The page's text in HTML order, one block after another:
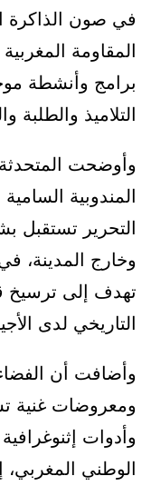
في صون الذاكرة
المقاومة
برامج وأنشطة
التلاميذ والطلبة
وأوضحت
المندوبية
التحرير تستقبل
وخارج المدينة،
تهدف إلى ترسيخ
التاريخي لدى
وأضافت أن
ومعروضات غنية
وأدوات
الوطني